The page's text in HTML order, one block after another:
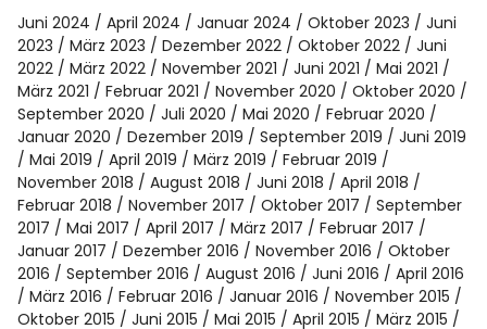
Juni 2024 April 2024 Januar 2024 Oktober 2023
Juni
2023
März 2023 Dezember 2022 Oktober 2022
Juni
2022
März 2022 November 2021 Juni 2021
Mai 2021
März 2021
Februar 2021 November 2020
Oktober 2020
September 2020
Juli 2020 Mai 2020
Februar 2020
Januar 2020
Dezember 2019 September 2019
Juni 2019
Mai 2019
April 2019 März 2019
Februar 2019
November 2018
August 2018 Juni 2018
April 2018
Februar 2018
November 2017 Oktober 2017
September
2017
Mai 2017 April 2017 März 2017
Februar 2017
Januar 2017
Dezember 2016 November 2016
Oktober
2016
September 2016 August 2016 Juni 2016
April 2016
März 2016
Februar 2016 Januar 2016
November 2015
Oktober 2015
Juni 2015 Mai 2015 April 2015
März 2015